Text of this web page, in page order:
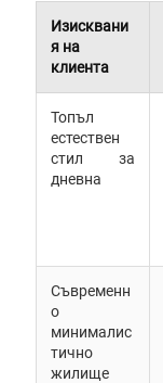
Изисквани
я на
клиента
Топъл
естествен
стил за
дневна
Съвременн
о
минималис
тично
жилище